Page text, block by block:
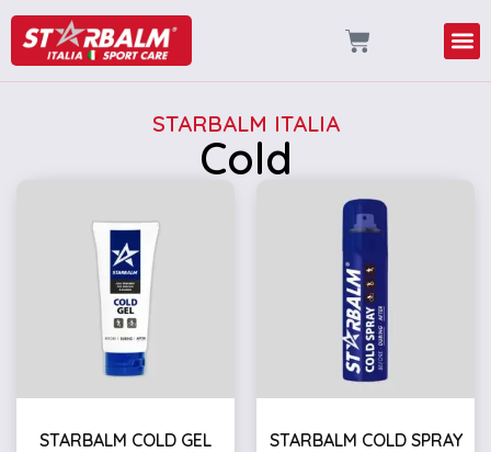
STARBALM ITALIA
Cold
STARBALM COLD GEL
STARBALM COLD SPRAY